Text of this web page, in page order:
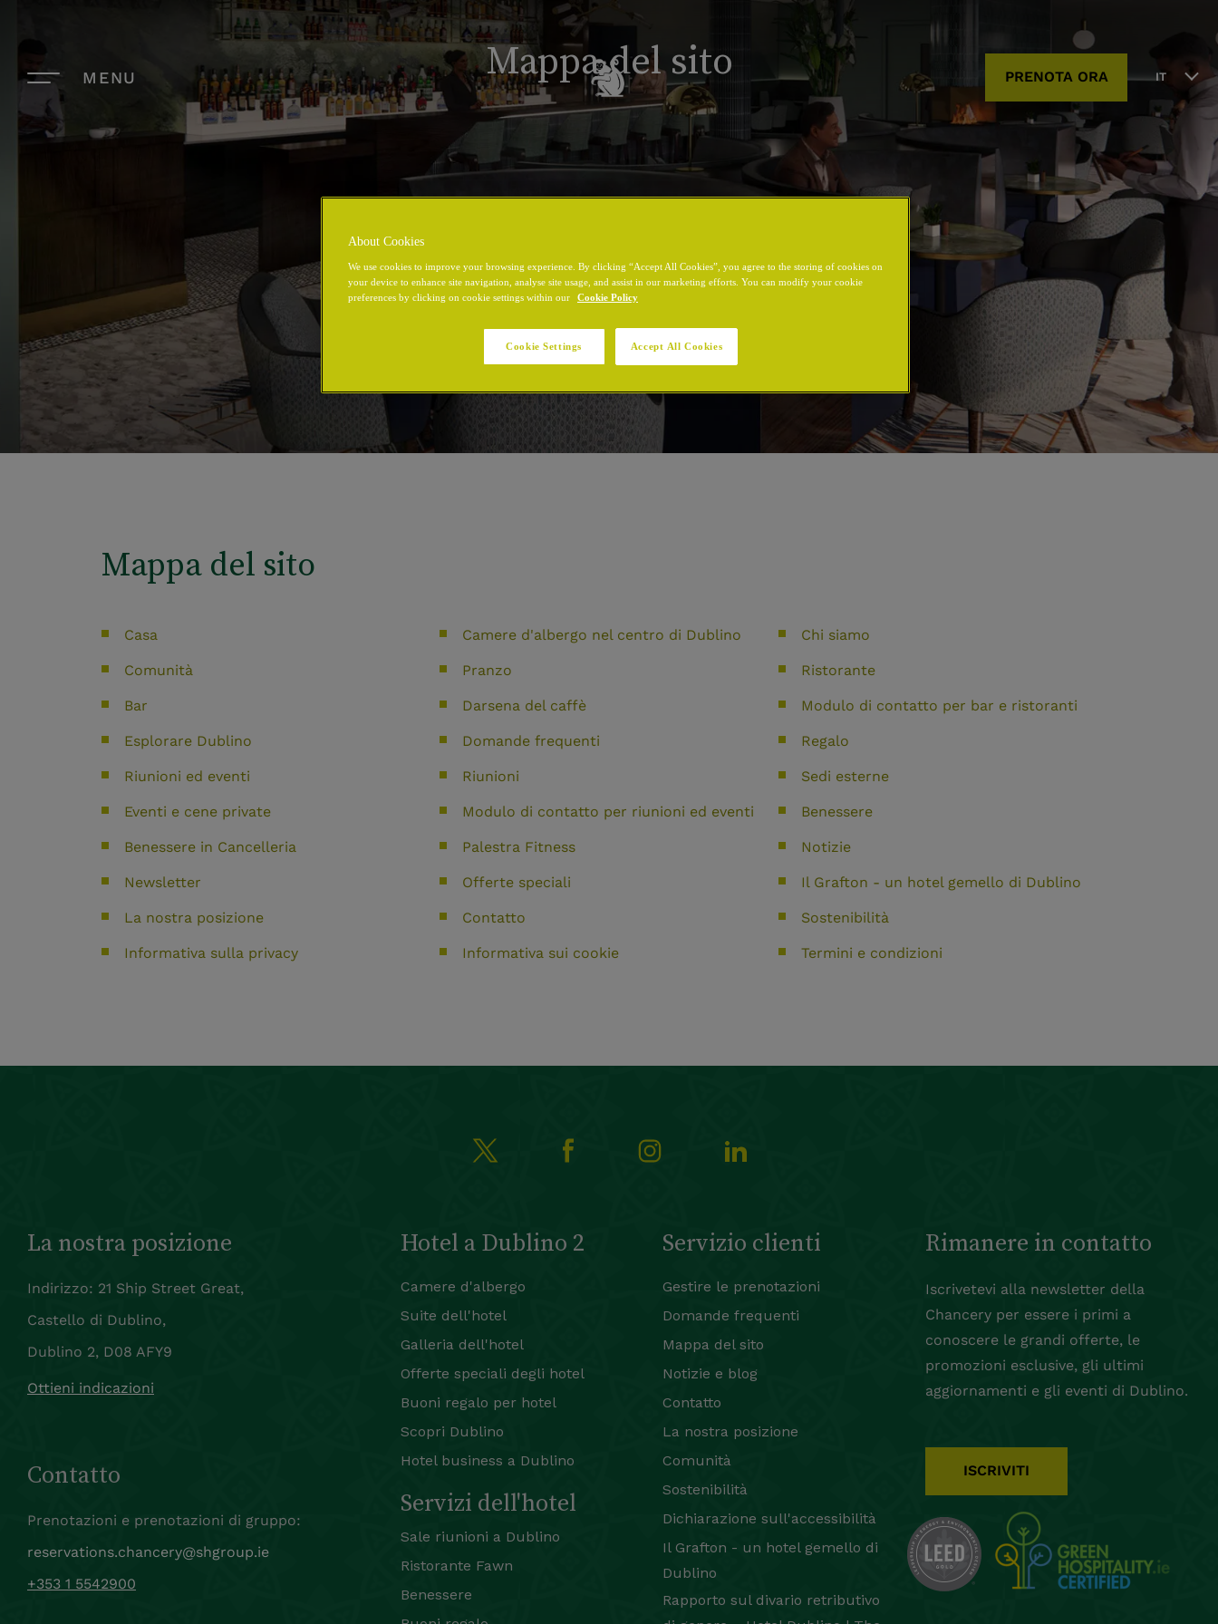
MENU PRENOTA ORA IT
Mappa del sito
Mappa del sito
Casa Camere d'albergo nel centro di Dublino Chi siamo
Comunità Pranzo Ristorante
Bar Darsena del caffè Modulo di contatto per bar e ristoranti
Esplorare Dublino Domande frequenti Regalo
Riunioni ed eventi Riunioni Sedi esterne
Eventi e cene private Modulo di contatto per riunioni ed eventi Benessere
Benessere in Cancelleria Palestra Fitness Notizie
Newsletter Offerte speciali Il Grafton - un hotel gemello di Dublino
La nostra posizione Contatto Sostenibilità
Informativa sulla privacy Informativa sui cookie Termini e condizioni
La nostra posizione
Indirizzo: 21 Ship Street Great,
Castello di Dublino,
Dublino 2, D08 AFY9
Ottieni indicazioni
Contatto
Prenotazioni e prenotazioni di gruppo:
reservations.chancery@shgroup.ie
+353 1 5542900
Hotel a Dublino 2
Camere d'albergo
Suite dell'hotel
Galleria dell'hotel
Offerte speciali degli hotel
Buoni regalo per hotel
Scopri Dublino
Hotel business a Dublino
Servizi dell'hotel
Sale riunioni a Dublino
Ristorante Fawn
Benessere
Servizio clienti
Gestire le prenotazioni
Domande frequenti
Mappa del sito
Notizie e blog
Contatto
La nostra posizione
Comunità
Sostenibilità
Dichiarazione sull'accessibilità
Il Grafton - un hotel gemello di
Dublino
Rapporto sul divario retributivo
Rimanere in contatto
Iscrivetevi alla newsletter della
Chancery per essere i primi a
conoscere le grandi offerte, le
promozioni esclusive, gli ultimi
aggiornamenti e gli eventi di Dublino.
ISCRIVITI
About Cookies
We use cookies to improve your browsing experience. By clicking “Accept All Cookies”, you agree to the storing of cookies on
your device to enhance site navigation, analyse site usage, and assist in our marketing efforts. You can modify your cookie
preferences by clicking on cookie settings within our
Cookie Policy
Cookie Settings Accept All Cookies